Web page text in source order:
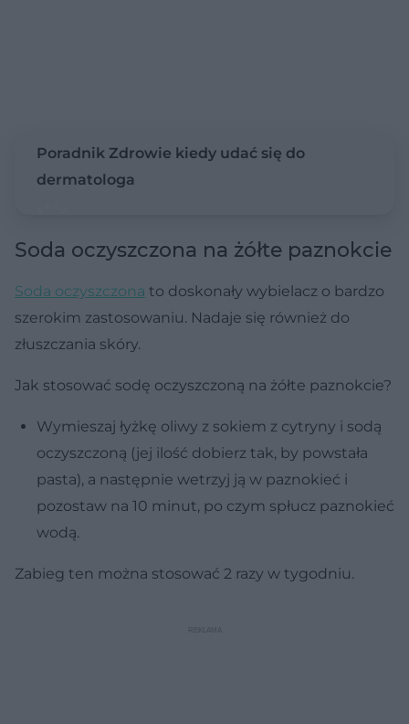
Poradnik Zdrowie kiedy udać się do
dermatologa
Soda oczyszczona na żółte paznokcie
Soda oczyszczona to doskonały wybielacz o bardzo
szerokim zastosowaniu. Nadaje się również do
złuszczania skóry.
Jak stosować sodę oczyszczoną na żółte paznokcie?
Wymieszaj łyżkę oliwy z sokiem z cytryny i sodą
oczyszczoną (jej ilość dobierz tak, by powstała
pasta), a następnie wetrzyj ją w paznokieć i
pozostaw na 10 minut, po czym spłucz paznokieć
wodą.
Zabieg ten można stosować 2 razy w tygodniu.